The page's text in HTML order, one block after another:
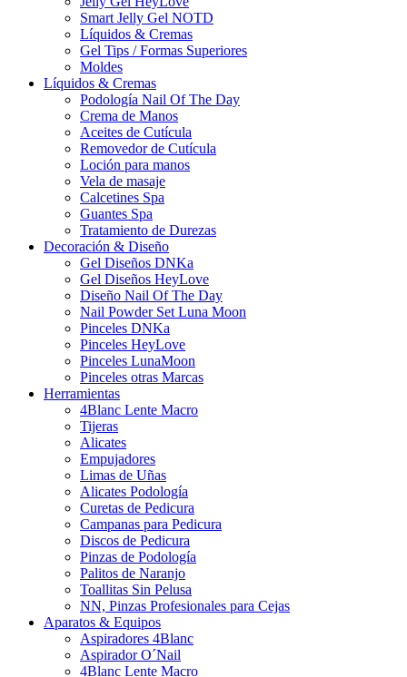
Smart Jelly Gel NOTD
Líquidos & Cremas
Gel Tips / Formas Superiores
Moldes
Líquidos & Cremas
Podología Nail Of The Day
Crema de Manos
Aceites de Cutícula
Removedor de Cutícula
Loción para manos
Vela de masaje
Calcetines Spa
Guantes Spa
Tratamiento de Durezas
Decoración & Diseño
Gel Diseños DNKa
Gel Diseños HeyLove
Diseño Nail Of The Day
Nail Powder Set Luna Moon
Pinceles DNKa
Pinceles HeyLove
Pinceles LunaMoon
Pinceles otras Marcas
Herramientas
4Blanc Lente Macro
Tijeras
Alicates
Empujadores
Limas de Uñas
Alicates Podología
Curetas de Pedicura
Campanas para Pedicura
Discos de Pedicura
Pinzas de Podología
Palitos de Naranjo
Toallitas Sin Pelusa
NN, Pinzas Profesionales para Cejas
Aparatos & Equipos
Aspiradores 4Blanc
Aspirador O´Nail
4Blanc Lente Macro